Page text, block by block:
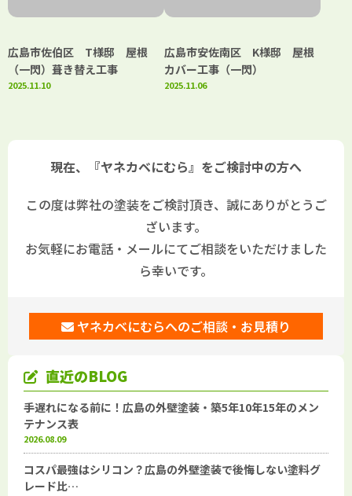
広島市佐伯区 T様邸 屋根
（一閃）葺き替え工事
2025.11.10
広島市安佐南区 K様邸 屋根
カバー工事（一閃）
2025.11.06
現在、『ヤネカベにむら』をご検討中の方へ
この度は弊社の塗装をご検討頂き、誠にありがとうご
ざいます。
お気軽にお電話・メールにてご相談をいただけました
ら幸いです。
ヤネカベにむらへのご相談・お見積り
直近のBLOG
手遅れになる前に！広島の外壁塗装・築5年10年15年のメン
テナンス表
2026.08.09
コスパ最強はシリコン？広島の外壁塗装で後悔しない塗料グ
レード比…